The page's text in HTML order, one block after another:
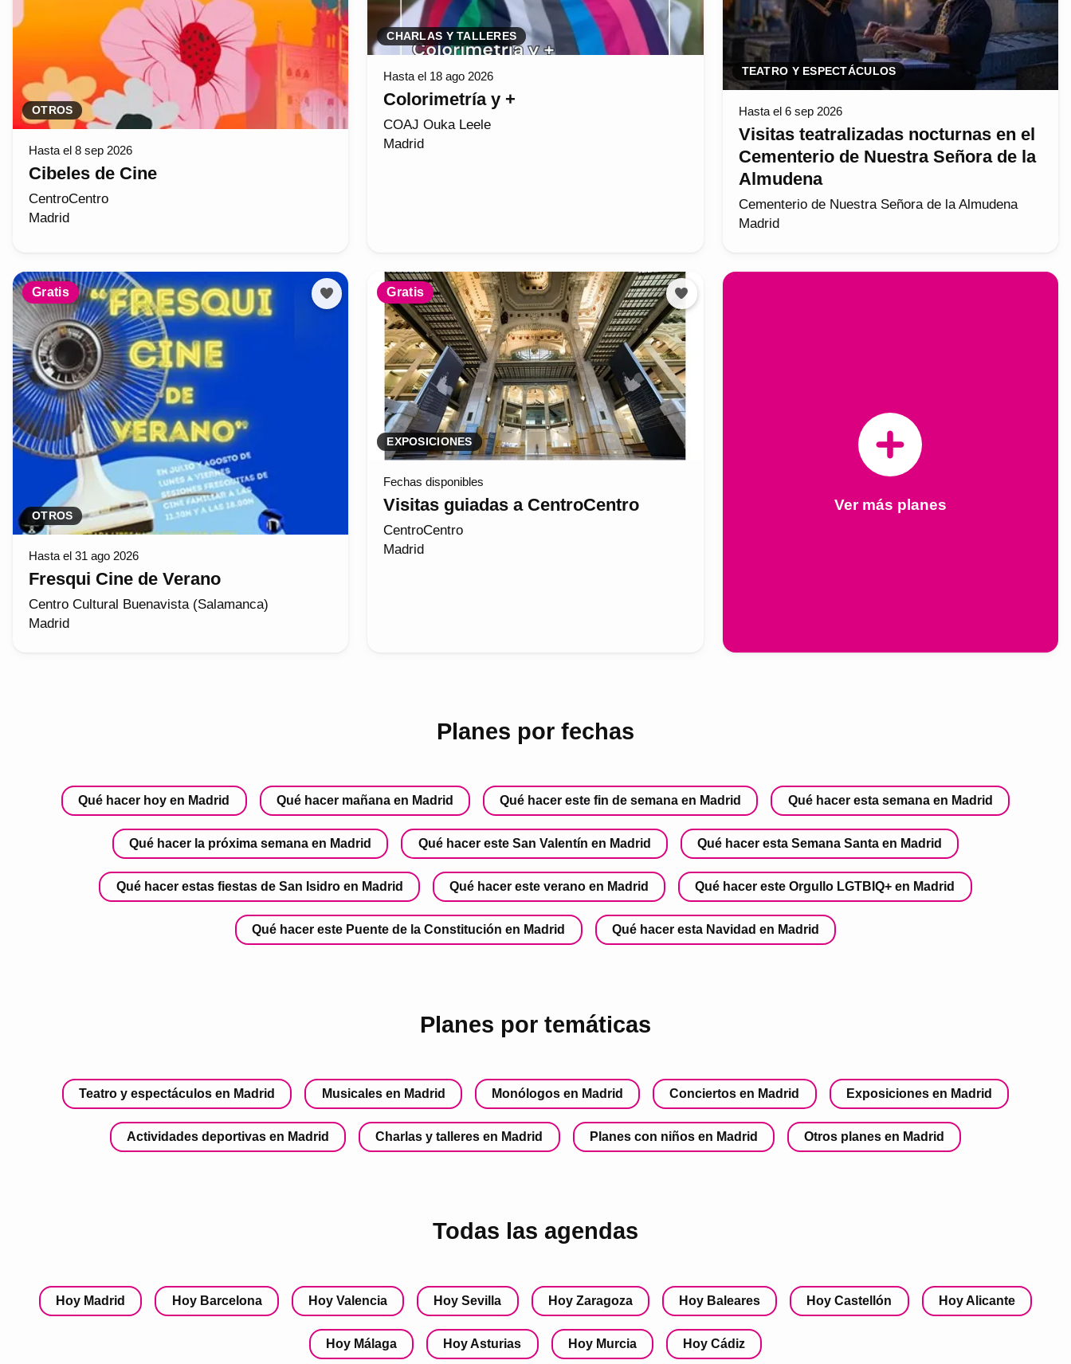
OTROS
Hasta el 8 sep 2026
Cibeles de Cine
CentroCentro
Madrid
CHARLAS Y TALLERES
Hasta el 18 ago 2026
Colorimetría y +
COAJ Ouka Leele
Madrid
TEATRO Y ESPECTÁCULOS
Hasta el 6 sep 2026
Visitas teatralizadas nocturnas en el
Cementerio de Nuestra Señora de la
Almudena
Cementerio de Nuestra Señora de la Almudena
Madrid
Gratis
OTROS
Hasta el 31 ago 2026
Fresqui Cine de Verano
Centro Cultural Buenavista (Salamanca)
Madrid
Gratis
EXPOSICIONES
Fechas disponibles
Visitas guiadas a CentroCentro
CentroCentro
Madrid
Ver más planes
Planes por fechas
Qué hacer hoy en Madrid Qué hacer mañana en Madrid Qué hacer este fin de semana en Madrid Qué hacer esta semana en Madrid
Qué hacer la próxima semana en Madrid Qué hacer este San Valentín en Madrid Qué hacer esta Semana Santa en Madrid
Qué hacer estas fiestas de San Isidro en Madrid Qué hacer este verano en Madrid Qué hacer este Orgullo LGTBIQ+ en Madrid
Qué hacer este Puente de la Constitución en Madrid Qué hacer esta Navidad en Madrid
Planes por temáticas
Teatro y espectáculos en Madrid Musicales en Madrid Monólogos en Madrid Conciertos en Madrid Exposiciones en Madrid
Actividades deportivas en Madrid Charlas y talleres en Madrid Planes con niños en Madrid Otros planes en Madrid
Todas las agendas
Hoy Madrid Hoy Barcelona Hoy Valencia Hoy Sevilla Hoy Zaragoza Hoy Baleares Hoy Castellón Hoy Alicante
Hoy Málaga Hoy Asturias Hoy Murcia Hoy Cádiz